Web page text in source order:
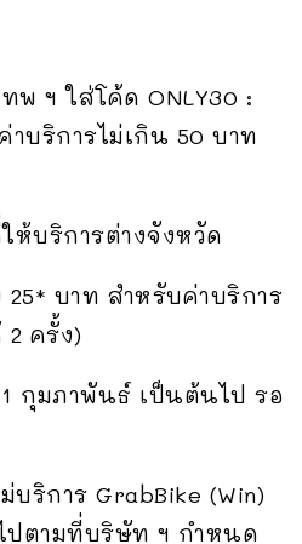
พ ฯ ใส่โค้ด ONLY30 :
บริการไม่เกิน 50 บาท
ห้บริการต่างจังหวัด
25* บาท สำหรับค่าบริการ
2 ครั้ง)
กุมภาพันธ์ เป็นต้นไป รอ
ริการ GrabBike (Win)
ปตามที่บริษัท ฯ กำหนด